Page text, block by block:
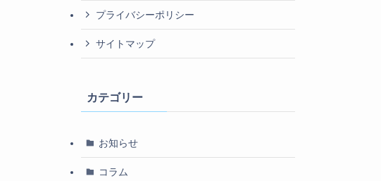
プライバシーポリシー
サイトマップ
カテゴリー
お知らせ
コラム